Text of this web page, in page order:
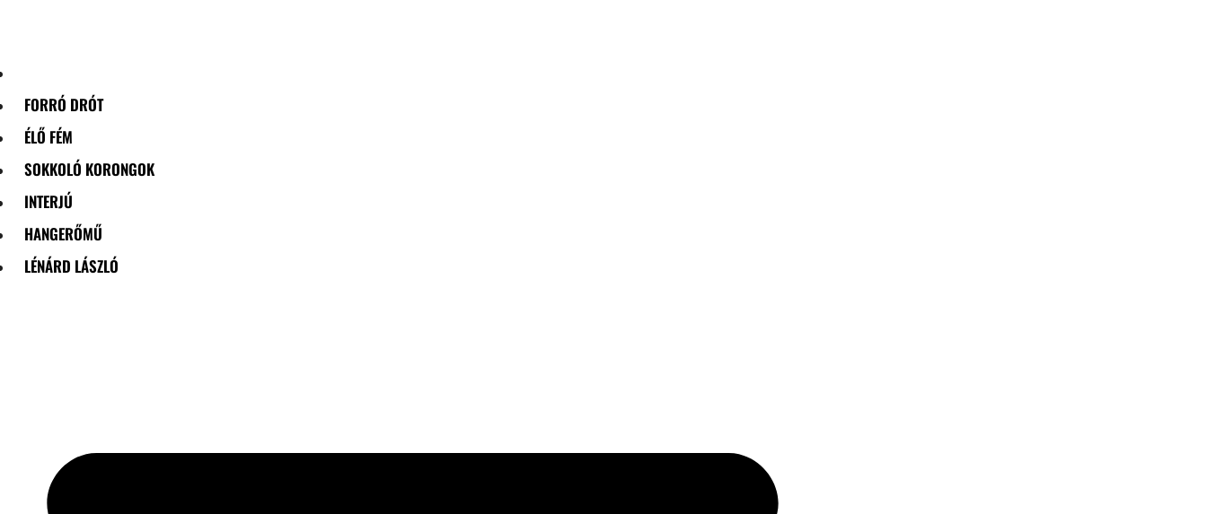
FORRÓ DRÓT
ÉLŐ FÉM
SOKKOLÓ KORONGOK
INTERJÚ
HANGERŐMŰ
LÉNÁRD LÁSZLÓ